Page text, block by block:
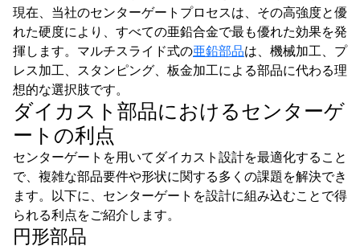
現在、当社のセンターゲートプロセスは、その高強度と優
れた硬度により、すべての亜鉛合金で最も優れた効果を発
揮します。マルチスライド式の亜鉛部品は、機械加工、プ
レス加工、スタンピング、板金加工による部品に代わる理
想的な選択肢です。
ダイカスト部品におけるセンターゲ
ートの利点
センターゲートを用いてダイカスト設計を最適化すること
で、複雑な部品要件や形状に関する多くの課題を解決でき
ます。以下に、センターゲートを設計に組み込むことで得
られる利点をご紹介します。
円形部品